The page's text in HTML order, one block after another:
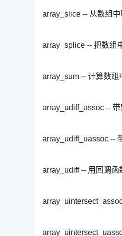
array_slice -- 从数组
array_splice -- 把数组
array_sum -- 计算数组
array_udiff_assoc --
array_udiff_uassoc --
array_udiff -- 用回调